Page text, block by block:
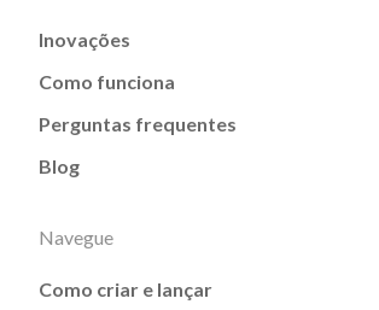
Inovações
Como funciona
Perguntas frequentes
Blog
Navegue
Como criar e lançar